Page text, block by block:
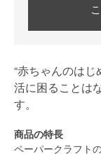
“赤ちゃんのは
活に困ることは
す。
商品の特長
ペーパークラフト